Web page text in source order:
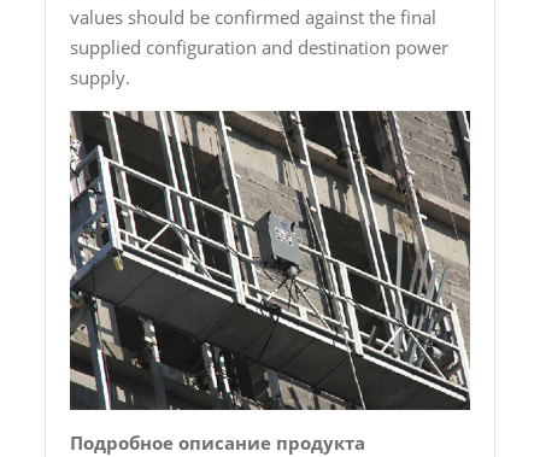
values should be confirmed against the final
supplied configuration and destination power
supply.
Подробное описание продукта